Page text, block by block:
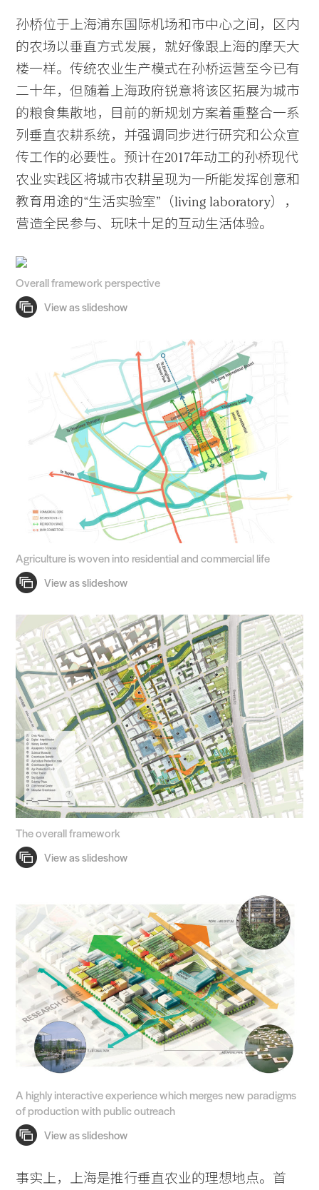
孙桥位于上海浦东国际机场和市中心之间，区内
的农场以垂直方式发展，就好像跟上海的摩天大
楼一样。传统农业生产模式在孙桥运营至今已有
二十年，但随着上海政府锐意将该区拓展为城市
的粮食集散地，目前的新规划方案着重整合一系
列垂直农耕系统，并强调同步进行研究和公众宣
传工作的必要性。预计在2017年动工的孙桥现代
农业实践区将城市农耕呈现为一所能发挥创意和
教育用途的“生活实验室”（living laboratory），
营造全民参与、玩味十足的互动生活体验。
Overall framework perspective
Agriculture is woven into residential and commercial life
The overall framework
A highly interactive experience which merges new paradigms
of production with public outreach
事实上，上海是推行垂直农业的理想地点。首